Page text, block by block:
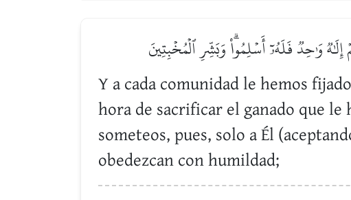
وَٰحِدٞ فَلَهُۥٓ أَسۡلِمُواْۗ وَبَشِّرِ ٱلۡمُخۡبِتِينَ
Y a cada comunidad le hemos
hora de sacrificar el ganado que
someteos, pues, solo a Él
obedezcan con humildad;